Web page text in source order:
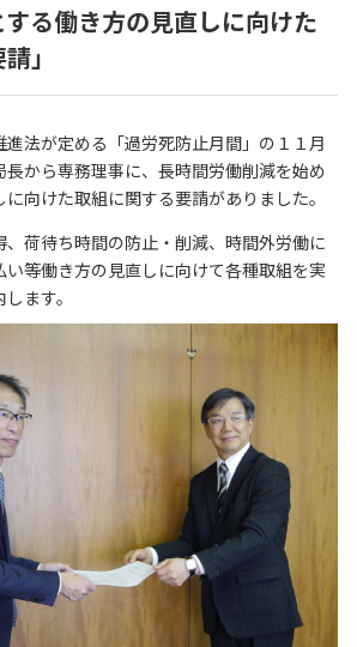
る働き方の見直しに向けた
」
法が定める「過労死防止月間」の１１月
長から専務理事に、長時間労働削減を始め
向けた取組に関する要請がありました。
荷待ち時間の防止・削減、時間外労働に
等働き方の見直しに向けて各種取組を実
ます。
073-422-1111
付時間：平日9:00～17:30）